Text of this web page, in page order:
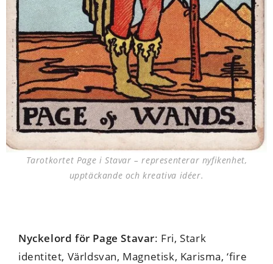
Tarotkortet Page i Stavar – representerar nyfikenhet,
upptäckande och kreativa idéer.
Nyckelord för Page Stavar: Fri, Stark
identitet, Världsvan, Magnetisk, Karisma, ‘fire